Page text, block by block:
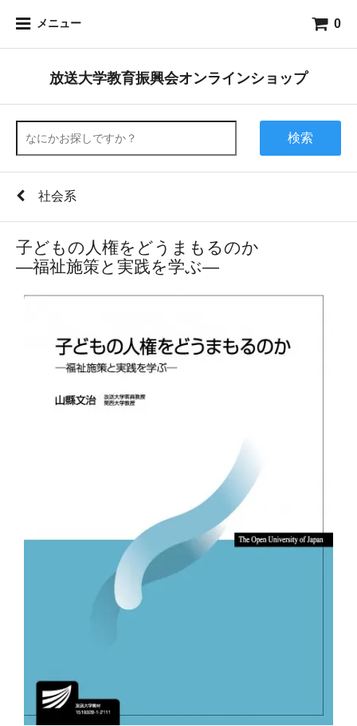
メニュー 0
放送大学教育振興会オンラインショップ
検索
社会系
子どもの人権をどうまもるのか
―福祉施策と実践を学ぶ―